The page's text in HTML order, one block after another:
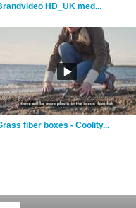
HD_UK med...
fiber boxes - Coolity...